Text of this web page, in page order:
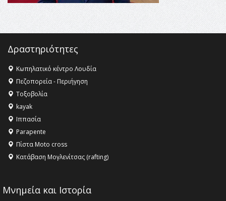
16:18 - ΕΝΟΡΙΑΚΕΣ ΚΑΛΟΚΑΙΡΙΝΕΣ ΔΡΑΣΕΙΣ ΓΙΑ ΠΑΙΔΙΑ
ΣΤΗΝ ΕΔΕΣΣΑ
Δραστηριότητες
Κωπηλατικό κέντρο Λουδία
Πεζοπορεία - Περιήγηση
Τοξοβολία
kayak
Ιππασία
Parapente
Πίστα Moto cross
Κατάβαση Μογλενίτσας (rafting)
Μνημεία και Ιστορία